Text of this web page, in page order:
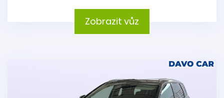
Zobrazit vůz